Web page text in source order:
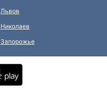
Львов
Николаев
Запорожье